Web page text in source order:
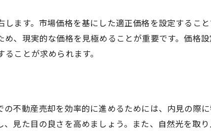
ます。市場価格を基にした適正価格を設定するこ
、現実的な価格を見極めることが重要です。価格
ことが求められます。
不動産売却を効率的に進めるためには、内見の際
見た目の良さを高めましょう。また、自然光を取